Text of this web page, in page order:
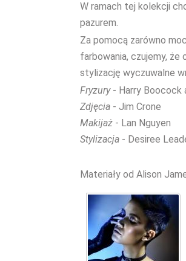
W ramach tej kolekcji
pazurem.
Za pomocą zarówno
farbowania, czujemy, że
stylizację wyczuwalne
Fryzury- Harry Boocock
Zdjęcia - Jim Crone
Makijaż - Lan Nguyen
Stylizacja - Desiree
Materiały od Alison